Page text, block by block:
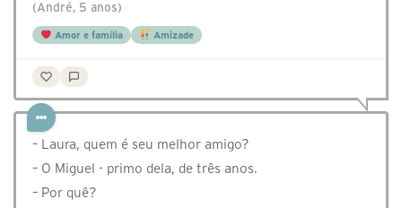
(André, 5 anos)
Amor e família Amizade
– Laura, quem é seu melhor amigo?
– O Miguel - primo dela, de três anos.
– Por quê?